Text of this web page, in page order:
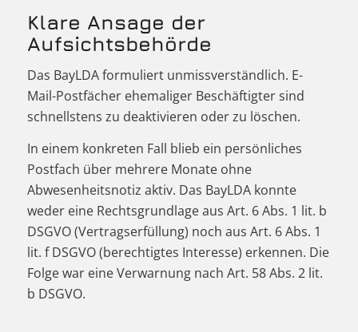
Klare Ansage der
Aufsichtsbehörde
Das BayLDA formuliert unmissverständlich. E-
Mail-Postfächer ehemaliger Beschäftigter sind
schnellstens zu deaktivieren oder zu löschen.
In einem konkreten Fall blieb ein persönliches
Postfach über mehrere Monate ohne
Abwesenheitsnotiz aktiv. Das BayLDA konnte
weder eine Rechtsgrundlage aus Art. 6 Abs. 1 lit. b
DSGVO (Vertragserfüllung) noch aus Art. 6 Abs. 1
lit. f DSGVO (berechtigtes Interesse) erkennen. Die
Folge war eine Verwarnung nach Art. 58 Abs. 2 lit.
b DSGVO.